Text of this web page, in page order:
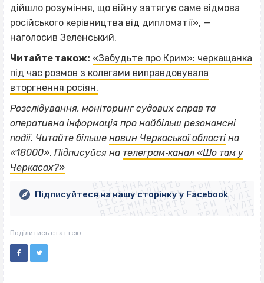
дійшло розуміння, що війну затягує саме відмова
російського керівництва від дипломатії», —
наголосив Зеленський.
Читайте також: «Забудьте про Крим»: черкащанка
під час розмов з колегами виправдовувала
вторгнення росіян.
Розслідування, моніторинг судових справ та
оперативна інформація про найбільш резонансні
події. Читайте більше новин Черкаської області на
«18000». Підписуйся на телеграм‐канал «Шо там у
Черкасах?»
ВІСІМНАДЦЯТЬ ТРИ НУЛІ
ВІСІМНАДЦЯТЬ ТРИ НУЛІ
ВІСІМНАДЦЯТЬ ТРИ НУЛІ
ВІСІМНАДЦЯТЬ ТРИ НУЛІ
ВІСІМНАДЦЯТЬ ТРИ НУЛІ
ВІСІМНАДЦЯТЬ ТРИ НУЛІ
ВІСІМНАДЦЯТЬ ТРИ НУЛІ
ВІСІМНАДЦЯТЬ ТРИ НУЛІ
Підписуйтеся на нашу сторінку у Facebook
Поділитись статтею